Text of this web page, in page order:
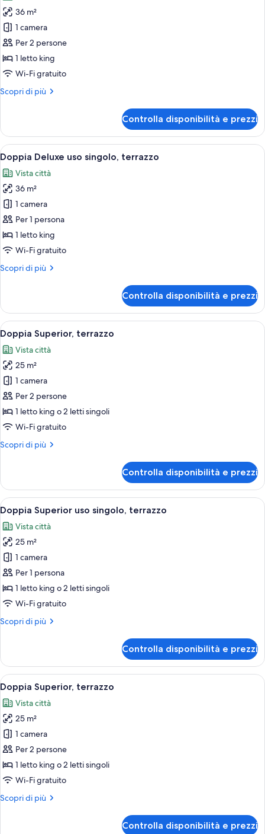
foto
per
Doppia
Deluxe,
terrazzo
36 m²
1 camera
Per 2 persone
1 letto king
Wi-Fi gratuito
Scopri di più
Altri
Deluxe,
terrazzo
Controlla disponibilità e prezzi
Apri
tutte
le
foto
per
Doppia
Deluxe
uso
singolo,
terrazzo
Una camera d'albergo moderna con
9
Doppia Deluxe uso singolo, terrazzo
Vista città
36 m²
1 camera
Per 1 persona
1 letto king
Wi-Fi gratuito
Scopri di più
Altri
Deluxe
uso
singolo,
terrazzo
Controlla disponibilità e prezzi
Apri
tutte
le
foto
per
Doppia
Superior,
terrazzo
Una camera d'albergo con una
12
Doppia Superior, terrazzo
Vista città
25 m²
1 camera
Per 2 persone
1 letto king o 2 letti singoli
Wi-Fi gratuito
Scopri di più
Altri
Superior,
terrazzo
Controlla disponibilità e prezzi
Apri
tutte
le
foto
per
Doppia
Superior
uso
singolo,
terrazzo
Una camera d'albergo con un letto,
11
Doppia Superior uso singolo, terrazzo
Vista città
25 m²
1 camera
Per 1 persona
1 letto king o 2 letti singoli
Wi-Fi gratuito
Scopri di più
Altri
Superior
uso
singolo,
terrazzo
Controlla disponibilità e prezzi
Apri
tutte
le
foto
per
Doppia
Superior,
terrazzo
Una camera d'albergo con un letto,
11
Doppia Superior, terrazzo
Vista città
25 m²
1 camera
Per 2 persone
1 letto king o 2 letti singoli
Wi-Fi gratuito
Scopri di più
Altri
Controlla disponibilità e prezzi